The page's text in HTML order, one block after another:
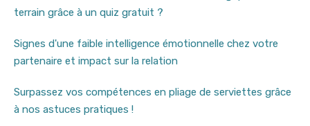
terrain grâce à un quiz gratuit ?
Signes d'une faible intelligence émotionnelle chez votre
partenaire et impact sur la relation
Surpassez vos compétences en pliage de serviettes grâce
à nos astuces pratiques !